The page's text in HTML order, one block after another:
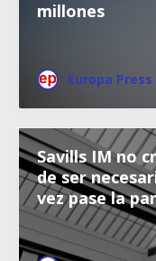
millones
Europa Press
Savills IM no
de ser
vez pase la